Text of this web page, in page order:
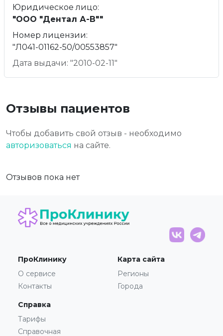
Юридическое лицо:
"ООО "Дентал А-В""
Номер лицензии:
"Л041-01162-50/00553857"
Дата выдачи: "2010-02-11"
Отзывы пациентов
Чтобы добавить свой отзыв - необходимо
авторизоваться на сайте.
Отзывов пока нет
ПроКлинику
О сервисе
Контакты
Карта сайта
Регионы
Города
Справка
Тарифы
Справочная